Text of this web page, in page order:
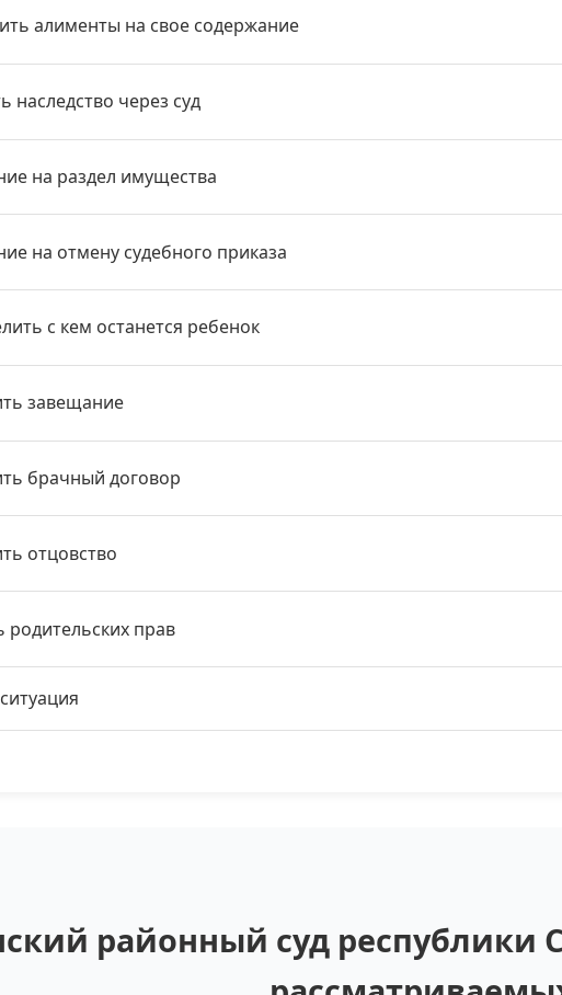
алименты на свое содержание
наследство через суд
на раздел имущества
на отмену судебного приказа
с кем останется ребенок
завещание
брачный договор
отцовство
прав
районный суд республики